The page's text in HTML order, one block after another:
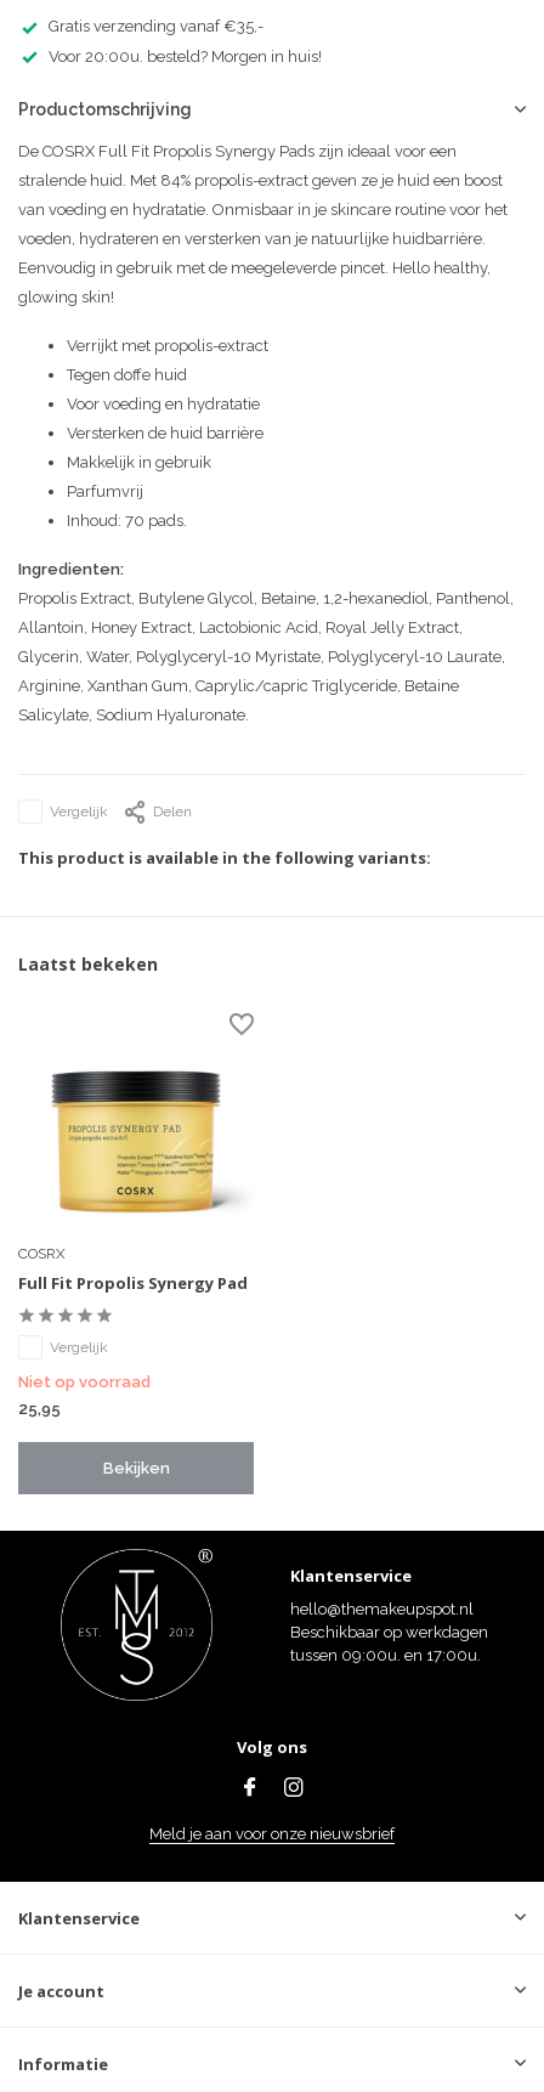
Gratis verzending vanaf €35,-
Voor 20:00u. besteld? Morgen in huis!
Productomschrijving
De COSRX Full Fit Propolis Synergy Pads zijn ideaal voor een
stralende huid. Met 84% propolis-extract geven ze je huid een boost
van voeding en hydratatie. Onmisbaar in je skincare routine voor het
voeden, hydrateren en versterken van je natuurlijke huidbarrière.
Eenvoudig in gebruik met de meegeleverde pincet. Hello healthy,
glowing skin!
Verrijkt met propolis-extract
Tegen doffe huid
Voor voeding en hydratatie
Versterken de huid barrière
Makkelijk in gebruik
Parfumvrij
Inhoud: 70 pads.
Ingredienten:
Propolis Extract, Butylene Glycol, Betaine, 1,2-hexanediol, Panthenol,
Allantoin, Honey Extract, Lactobionic Acid, Royal Jelly Extract,
Glycerin, Water, Polyglyceryl-10 Myristate, Polyglyceryl-10 Laurate,
Arginine, Xanthan Gum, Caprylic/capric Triglyceride, Betaine
Salicylate, Sodium Hyaluronate.
Vergelijk Delen
This product is available in the following variants:
Laatst bekeken
COSRX
Full Fit Propolis Synergy Pad
Vergelijk
Niet op voorraad
25,95
Bekijken
Klantenservice
hello@themakeupspot.nl
Beschikbaar op werkdagen
tussen 09:00u. en 17:00u.
Volg ons
Meld je aan voor onze nieuwsbrief
Klantenservice
Je account
Informatie